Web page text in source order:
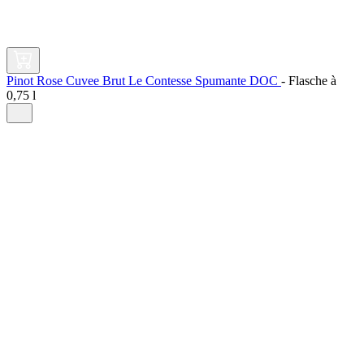
Pinot Rose Cuvee Brut Le Contesse Spumante DOC - Flasche à
0,75 l